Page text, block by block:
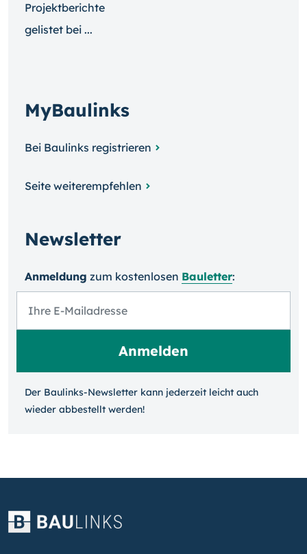
Projektberichte
gelistet bei ...
MyBaulinks
Bei Baulinks registrieren
Seite weiterempfehlen
Newsletter
Anmeldung zum kosten­losen Bauletter:
Der Baulinks-Newsletter kann jeder­zeit leicht auch
wieder ab­bestellt werden!